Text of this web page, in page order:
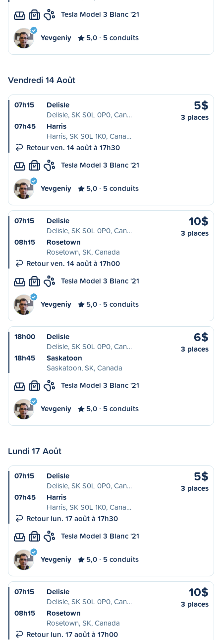
M Tesla Model 3 Blanc '21
Yevgeniy 5,0 5 conduits
Vendredi 14 Août
07h15
Delisle
Delisle, SK S0L 0P0, Can…
07h45
Harris
Harris, SK S0L 1K0, Cana…
Retour ven. 14 août à 17h30
5$
3 places
M Tesla Model 3 Blanc '21
Yevgeniy 5,0 5 conduits
07h15
Delisle
Delisle, SK S0L 0P0, Can…
08h15
Rosetown
Rosetown, SK, Canada
Retour ven. 14 août à 17h00
10$
3 places
M Tesla Model 3 Blanc '21
Yevgeniy 5,0 5 conduits
18h00
Delisle
Delisle, SK S0L 0P0, Can…
18h45
Saskatoon
Saskatoon, SK, Canada
6$
3 places
M Tesla Model 3 Blanc '21
Yevgeniy 5,0 5 conduits
Lundi 17 Août
07h15
Delisle
Delisle, SK S0L 0P0, Can…
07h45
Harris
Harris, SK S0L 1K0, Cana…
Retour lun. 17 août à 17h30
5$
3 places
M Tesla Model 3 Blanc '21
Yevgeniy 5,0 5 conduits
07h15
Delisle
Delisle, SK S0L 0P0, Can…
08h15
Rosetown
Rosetown, SK, Canada
Retour lun. 17 août à 17h00
10$
3 places